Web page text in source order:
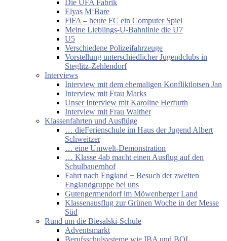
Die UFA Fabrik
Elyas M‘Bare
FiFA – heute FC ein Computer Spiel
Meine Lieblings-U-Bahnlinie die U7
U5
Verschiedene Polizeifahrzeuge
Vorstellung unterschiedlicher Jugendclubs in
Steglitz-Zehlendorf
Interviews
Interview mit dem ehemaligen Konfliktlotsen Jan
Interview mit Frau Marks
Unser Interview mit Karoline Herfurth
Interview mit Frau Walther
Klassenfahrten und Ausflüge
… dieFerienschule im Haus der Jugend Albert
Schweitzer
… eine Umwelt-Demonstration
… Klasse 4ab macht einen Ausflug auf den
Schulbauernhof
Fahrt nach England + Besuch der zweiten
Englandgruppe bei uns
Gutengermendorf im Möwenberger Land
Klassenausflug zur Grünen Woche in der Messe
Süd
Rund um die Biesalski-Schule
Adventsmarkt
Berufsschulsysteme wie IBA und BQL